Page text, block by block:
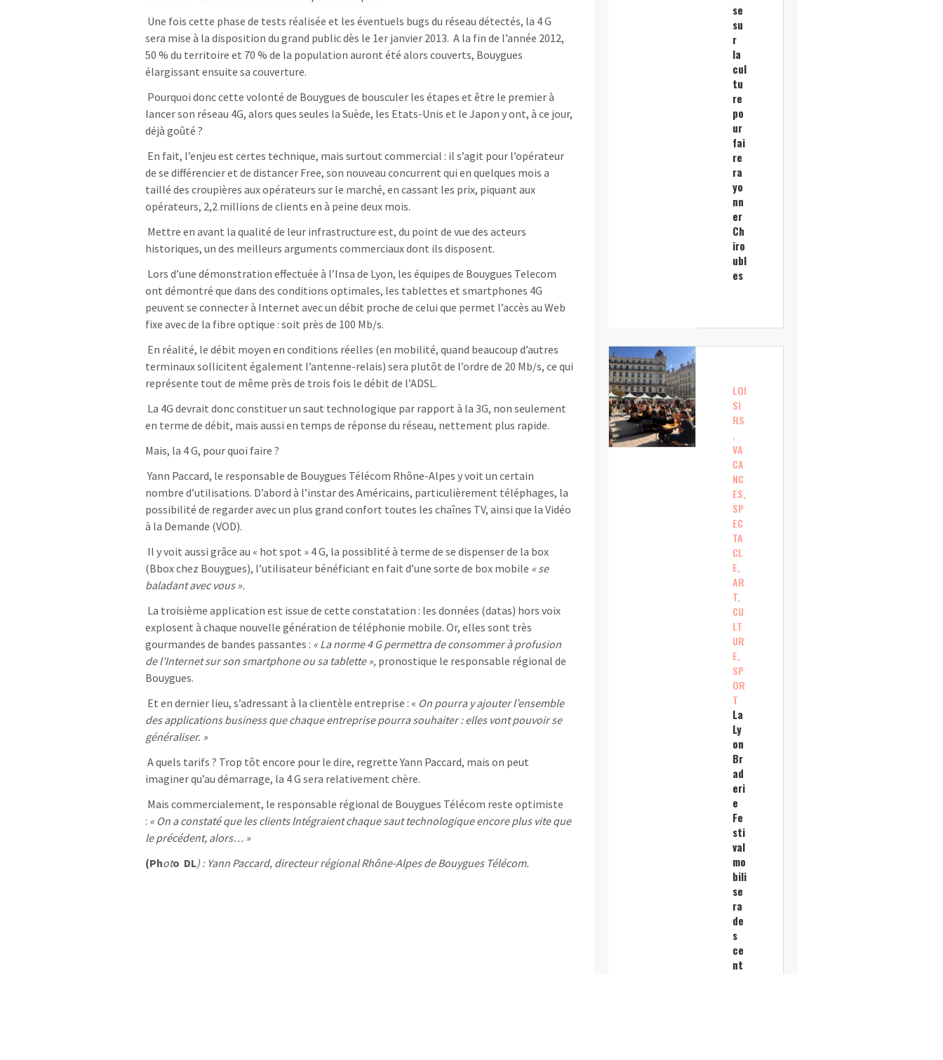
Une fois cette phase de tests réalisée et les éventuels bugs du réseau détectés, la 4 G
sera mise à la disposition du grand public dès le 1er janvier 2013. A la fin de l’année 2012,
50 % du territoire et 70 % de la population auront été alors couverts, Bouygues
élargissant ensuite sa couverture.
Pourquoi donc cette volonté de Bouygues de bousculer les étapes et être le premier à
lancer son réseau 4G, alors ques seules la Suède, les Etats-Unis et le Japon y ont, à ce jour,
déjà goûté ?
En fait, l’enjeu est certes technique, mais surtout commercial : il s’agit pour l’opérateur
de se différencier et de distancer Free, son nouveau concurrent qui en quelques mois a
taillé des croupières aux opérateurs sur le marché, en cassant les prix, piquant aux
opérateurs, 2,2 millions de clients en à peine deux mois.
Mettre en avant la qualité de leur infrastructure est, du point de vue des acteurs
historiques, un des meilleurs arguments commerciaux dont ils disposent.
Lors d’une démonstration effectuée à l’Insa de Lyon, les équipes de Bouygues Telecom
ont démontré que dans des conditions optimales, les tablettes et smartphones 4G
peuvent se connecter à Internet avec un débit proche de celui que permet l’accès au Web
fixe avec de la fibre optique : soit près de 100 Mb/s.
En réalité, le débit moyen en conditions réelles (en mobilité, quand beaucoup d’autres
terminaux sollicitent également l’antenne-relais) sera plutôt de l’ordre de 20 Mb/s, ce qui
représente tout de même près de trois fois le débit de l’ADSL.
La 4G devrait donc constituer un saut technologique par rapport à la 3G, non seulement
en terme de débit, mais aussi en temps de réponse du réseau, nettement plus rapide.
Mais, la 4 G, pour quoi faire ?
Yann Paccard, le responsable de Bouygues Télécom Rhône-Alpes y voit un certain
nombre d’utilisations. D’abord à l’instar des Américains, particulièrement téléphages, la
possibilité de regarder avec un plus grand confort toutes les chaînes TV, ainsi que la Vidéo
à la Demande (VOD).
Il y voit aussi grâce au « hot spot » 4 G, la possiblité à terme de se dispenser de la box
(Bbox chez Bouygues), l’utilisateur bénéficiant en fait d’une sorte de box mobile « se
baladant avec vous ».
La troisième application est issue de cette constatation : les données (datas) hors voix
explosent à chaque nouvelle génération de téléphonie mobile. Or, elles sont très
gourmandes de bandes passantes : « La norme 4 G permettra de consommer à profusion
de l’Internet sur son smartphone ou sa tablette », pronostique le responsable régional de
Bouygues.
Et en dernier lieu, s’adressant à la clientèle entreprise : « On pourra y ajouter l’ensemble
des applications business que chaque entreprise pourra souhaiter : elles vont pouvoir se
généraliser. »
A quels tarifs ? Trop tôt encore pour le dire, regrette Yann Paccard, mais on peut
imaginer qu’au démarrage, la 4 G sera relativement chère.
Mais commercialement, le responsable régional de Bouygues Télécom reste optimiste
: « On a constaté que les clients lntégraient chaque saut technologique encore plus vite que
le précédent, alors… »
(Photo DL) : Yann Paccard, directeur régional Rhône-Alpes de Bouygues Télécom.
se
su
r
la
cul
tu
re
po
ur
fai
re
ra
yo
nn
er
Ch
iro
ubl
es
LOI
SI
RS
,
VA
CA
NC
ES,
SP
EC
TA
CL
E,
AR
T,
CU
LT
UR
E,
SP
OR
T
La
Ly
on
Br
ad
eri
e
Fe
sti
val
mo
bili
se
ra
de
s
ce
nt